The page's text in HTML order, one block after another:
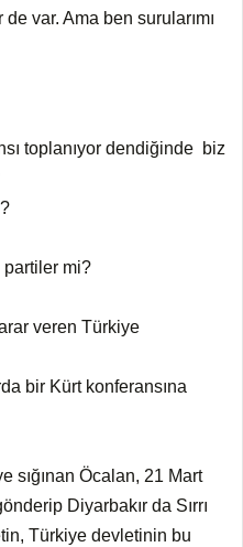
var. Ama ben surularımı
toplanıyor dendiğinde biz
partiler mi?
veren Türkiye
bir Kürt konferansına
sığınan Öcalan, 21 Mart
Diyarbakır da Sırrı
Türkiye devletinin bu